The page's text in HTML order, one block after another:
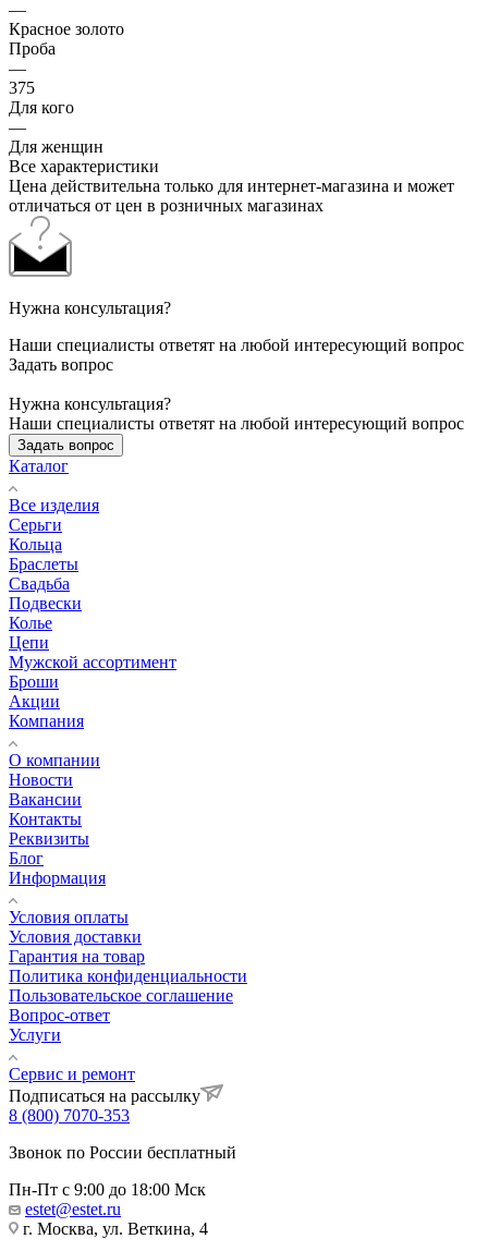
—
Красное золото
Проба
—
375
Для кого
—
Для женщин
Все характеристики
Цена действительна только для интернет-магазина и может
отличаться от цен в розничных магазинах
Нужна консультация?
Наши специалисты ответят на любой интересующий вопрос
Задать вопрос
Нужна консультация?
Наши специалисты ответят на любой интересующий вопрос
Задать вопрос
Каталог
Все изделия
Серьги
Кольца
Браслеты
Свадьба
Подвески
Колье
Цепи
Мужской ассортимент
Броши
Акции
Компания
О компании
Новости
Вакансии
Контакты
Реквизиты
Блог
Информация
Условия оплаты
Условия доставки
Гарантия на товар
Политика конфиденциальности
Пользовательское соглашение
Вопрос-ответ
Услуги
Сервис и ремонт
Подписаться на рассылку
8 (800) 7070-353
Звонок по России бесплатный
Пн-Пт с 9:00 до 18:00 Мск
estet@estet.ru
г. Москва, ул. Веткина, 4